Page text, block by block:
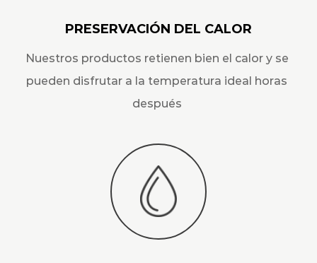
PRESERVACIÓN DEL CALOR
Nuestros productos retienen bien el calor y se
pueden disfrutar a la temperatura ideal horas
después